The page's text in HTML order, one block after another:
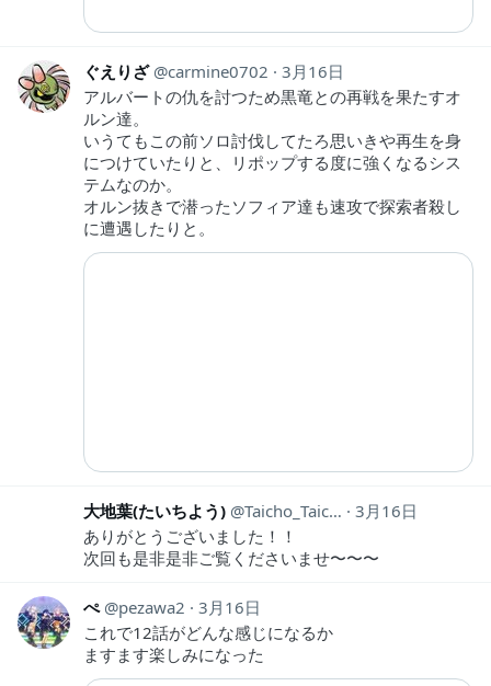
ぐえりざ carmine0702
3月16日
アルバートの仇を討つため黒竜との再戦を果たすオ
ルン達。
いうてもこの前ソロ討伐してたろ思いきや再生を身
につけていたりと、リポップする度に強くなるシス
テムなのか。
オルン抜きで潜ったソフィア達も速攻で探索者殺し
に遭遇したりと。
大地葉(たいちよう) Taicho_Taichi
3月16日
ありがとうございました！！
次回も是非是非ご覧くださいませ〜〜〜
ぺ pezawa2
3月16日
これで12話がどんな感じになるか
ますます楽しみになった